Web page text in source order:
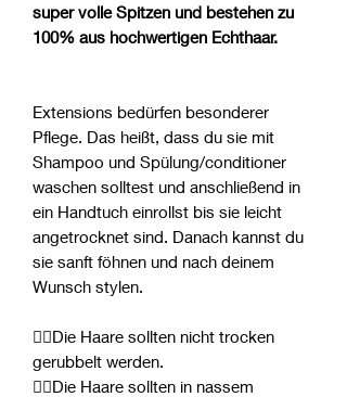
super volle Spitzen und bestehen zu
100% aus hochwertigen Echthaar.
Extensions bedürfen besonderer
Pflege. Das heißt, dass du sie mit
Shampoo und Spülung/conditioner
waschen solltest und anschließend in
ein Handtuch einrollst bis sie leicht
angetrocknet sind. Danach kannst du
sie sanft föhnen und nach deinem
Wunsch stylen.
👎🏻Die Haare sollten nicht trocken
gerubbelt werden.
👎🏻Die Haare sollten in nassem